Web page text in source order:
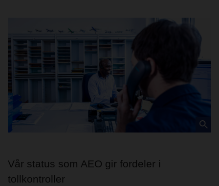
Vår status som AEO gir fordeler i
tollkontroller